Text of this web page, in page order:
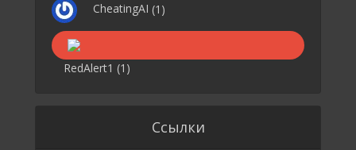
CheatingAI (1)
RedAlert1 (1)
Ссылки